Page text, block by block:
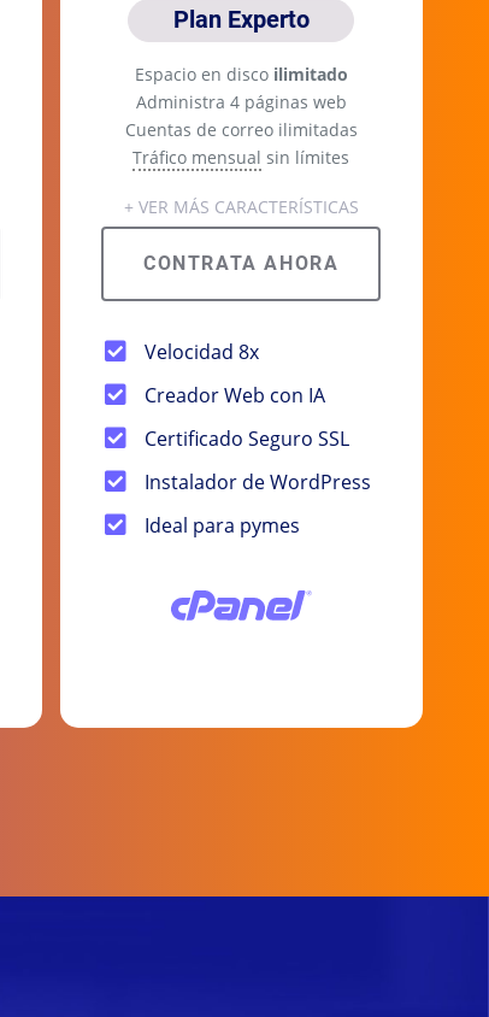
Plan Experto
Espacio en disco ilimitado
Administra 4 páginas web
Cuentas de correo ilimitadas
Tráfico mensual sin límites
+ VER MÁS CARACTERÍSTICAS
CONTRATA AHORA
Velocidad 8x
Creador Web con IA
Certificado Seguro SSL
Instalador de WordPress
Ideal para pymes